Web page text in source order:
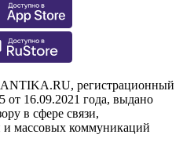
регистрационный
16.09.2021 года, выдано
в сфере связи,
массовых коммуникаций